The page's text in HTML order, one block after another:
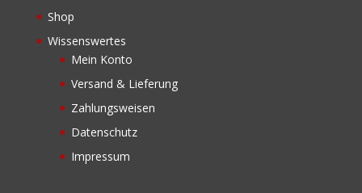
Shop
Wissenswertes
Mein Konto
Versand & Lieferung
Zahlungsweisen
Datenschutz
Impressum